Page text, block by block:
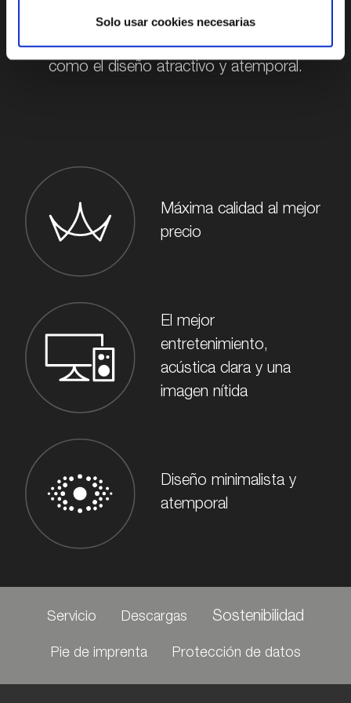
Solo usar cookies necesarias
usarlos. El manejo intuitivo es tan natural para
nosotros como las últimas tecnologías, así
como el diseño atractivo y atemporal.
Máxima calidad al mejor
precio
El mejor
entretenimiento,
acústica clara y una
imagen nítida
Diseño minimalista y
atemporal
Servicio Descargas Sostenibilidad
Pie de imprenta Protección de datos